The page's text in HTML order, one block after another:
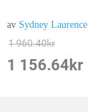
av Sydney Laurence
1 960.40kr
1 156.64 kr